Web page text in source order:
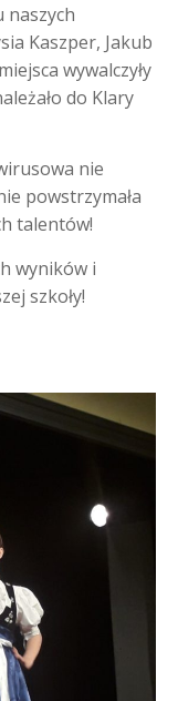
naszych
Kaszper, Jakub
wywalczyły
do Klary
nie
powstrzymała
talentów!
wyników i
szkoły!